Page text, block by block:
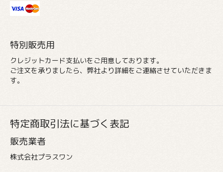
特別販売用
クレジットカード支払いをご用意しております。
ご注文を承りましたら、弊社より詳細をご連絡させていただきま
す。
特定商取引法に基づく表記
販売業者
株式会社プラスワン